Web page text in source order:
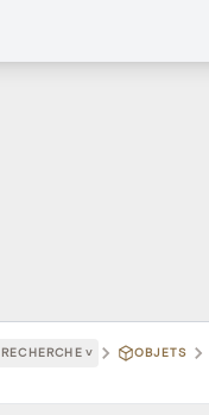
RECHERCHE ˅ OBJETS